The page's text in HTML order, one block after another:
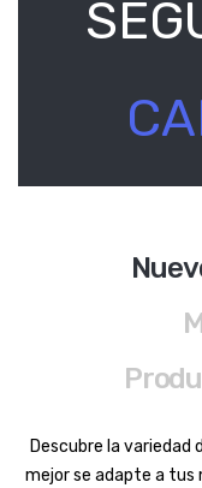
Descubre la variedad
mejor se adapte a tus